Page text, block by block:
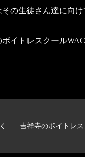
の生徒さん達に向
ボイトレスクール
吉祥寺のボイトレ